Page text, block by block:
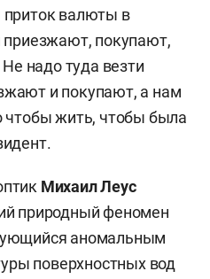
приток валюты в
приезжают, покупают,
надо туда везти
и покупают, а нам
чтобы жить, чтобы была
Михаил Леус
природный феномен
аномальным
поверхностных вод